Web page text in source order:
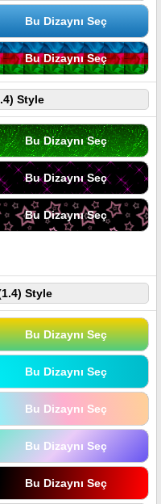
Bu Dizaynı Seç
Bu Dizaynı Seç
Style
Bu Dizaynı Seç
Bu Dizaynı Seç
Bu Dizaynı Seç
Style
Bu Dizaynı Seç
Bu Dizaynı Seç
Bu Dizaynı Seç
Bu Dizaynı Seç
Bu Dizaynı Seç